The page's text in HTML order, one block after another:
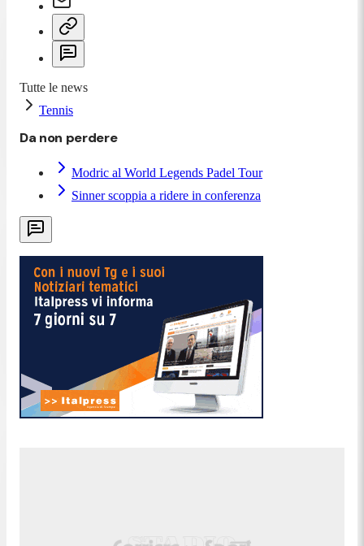
Tutte le news
Tennis
Da non perdere
Modric al World Legends Padel Tour
Sinner scoppia a ridere in conferenza